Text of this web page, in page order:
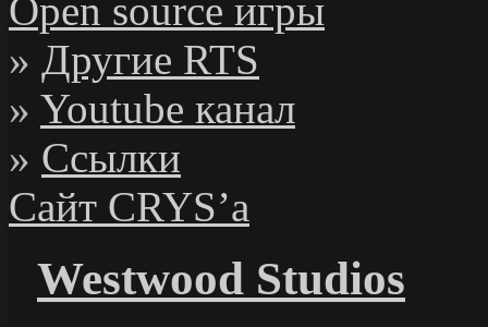
Open source игры
» Другие RTS
» Youtube канал
» Ссылки
Сайт CRYS’а
Westwood Studios